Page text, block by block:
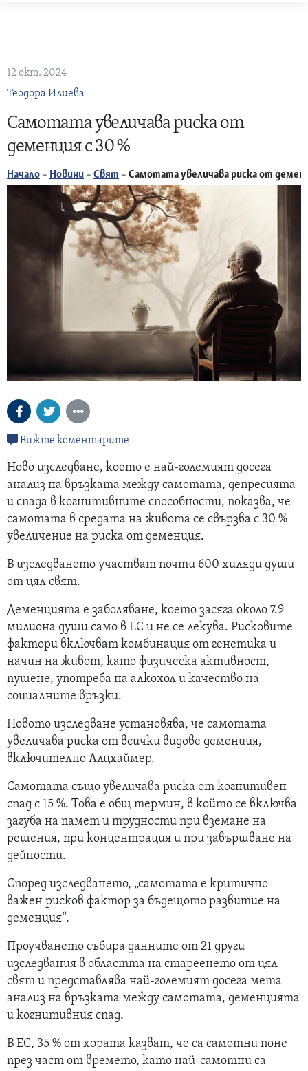
12 окт. 2024
Теодора Илиева
Самотата увеличава риска от
деменция с 30 %
Начало – Новини – Свят – Самотата увеличава риска от
Вижте коментарите
Ново изследване, което е най-големият досега
анализ на връзката между самотата, депресията
и спада в когнитивните способности, показва, че
самотата в средата на живота се свързва с 30 %
увеличение на риска от деменция.
В изследването участват почти 600 хиляди души
от цял свят.
Деменцията е заболяване, което засяга около 7.9
милиона души само в ЕС и не се лекува. Рисковите
фактори включват комбинация от генетика и
начин на живот, като физическа активност,
пушене, употреба на алкохол и качество на
социалните връзки.
Новото изследване установява, че самотата
увеличава риска от всички видове деменция,
включително Алцхаймер.
Самотата също увеличава риска от когнитивен
спад с 15 %. Това е общ термин, в който се включва
загуба на памет и трудности при вземане на
решения, при концентрация и при завършване на
дейности.
Според изследването, „самотата е критично
важен рисков фактор за бъдещото развитие на
деменция“.
Проучването събира данните от 21 други
изследвания в областта на стареенето от цял
свят и представлява най-големият досега мета
анализ на връзката между самотата, деменцията
и когнитивния спад.
В ЕС, 35 % от хората казват, че са самотни поне
през част от времето, като най-самотни са